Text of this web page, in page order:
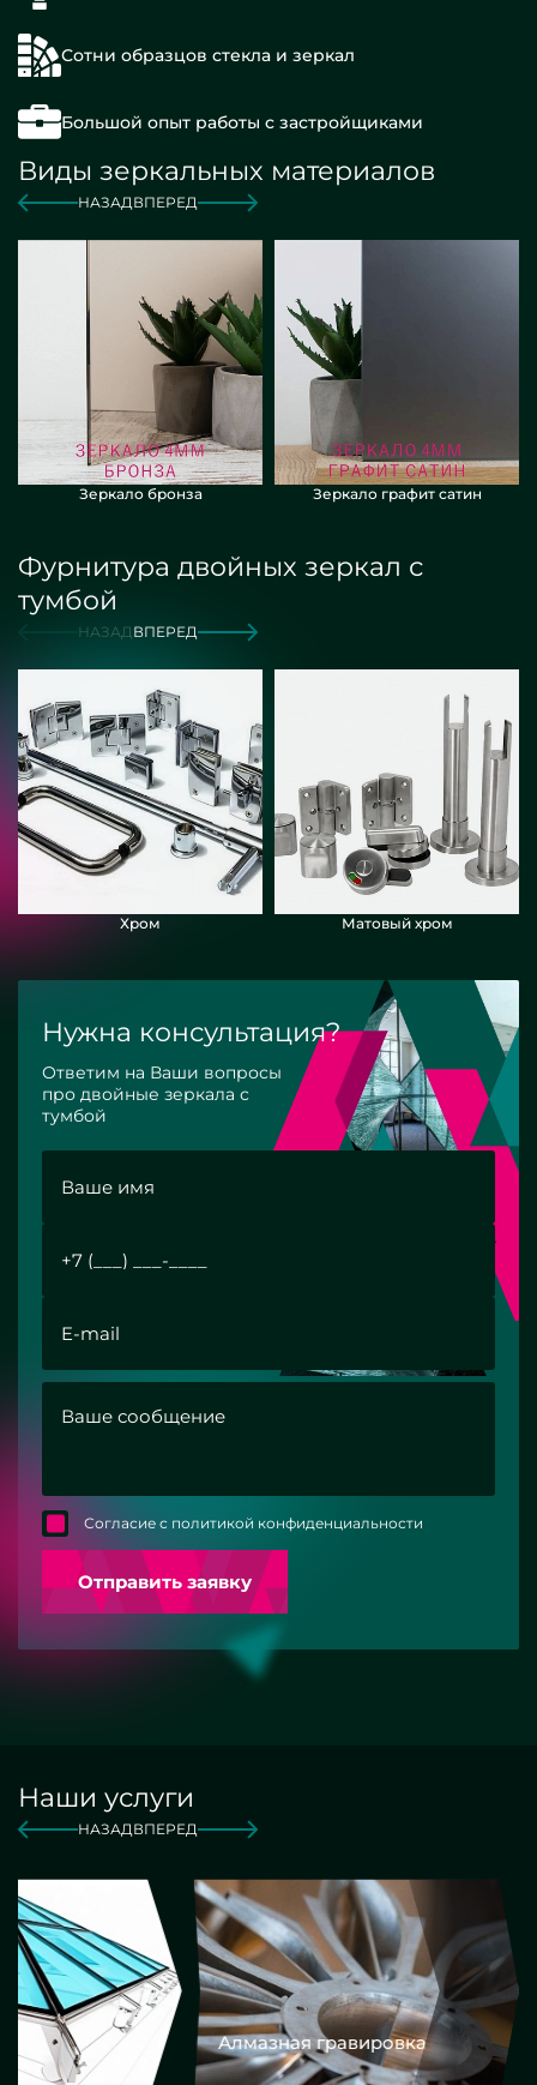
Сотни образцов стекла и зеркал
Большой опыт работы с застройщиками
Виды зеркальных материалов
НАЗАДВПЕРЕД
Зеркало бронза Зеркало графит сатин
Фурнитура двойных зеркал с
тумбой
НАЗАДВПЕРЕД
Хром Матовый хром
Нужна консультация?
Ответим на Ваши вопросы
про двойные зеркала с
тумбой
Согласие с политикой конфиденциальности
Отправить заявку
Наши услуги
НАЗАДВПЕРЕД
Алмазная гравировка